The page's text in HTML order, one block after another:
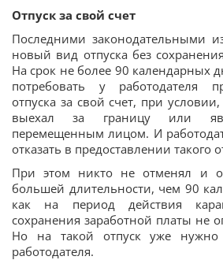
Отпуск за свой счет
Последними законодательными
новый вид отпуска без
На срок не более 90 календарных
потребовать у работодателя
отпуска за свой счет, при
выехал за границу или
перемещенным лицом. И
отказать в предоставлении такого
При этом никто не отменял и
большей длительности, чем 90
как на период действия
сохранения заработной платы не
Но на такой отпуск уже нужно
работодателя.